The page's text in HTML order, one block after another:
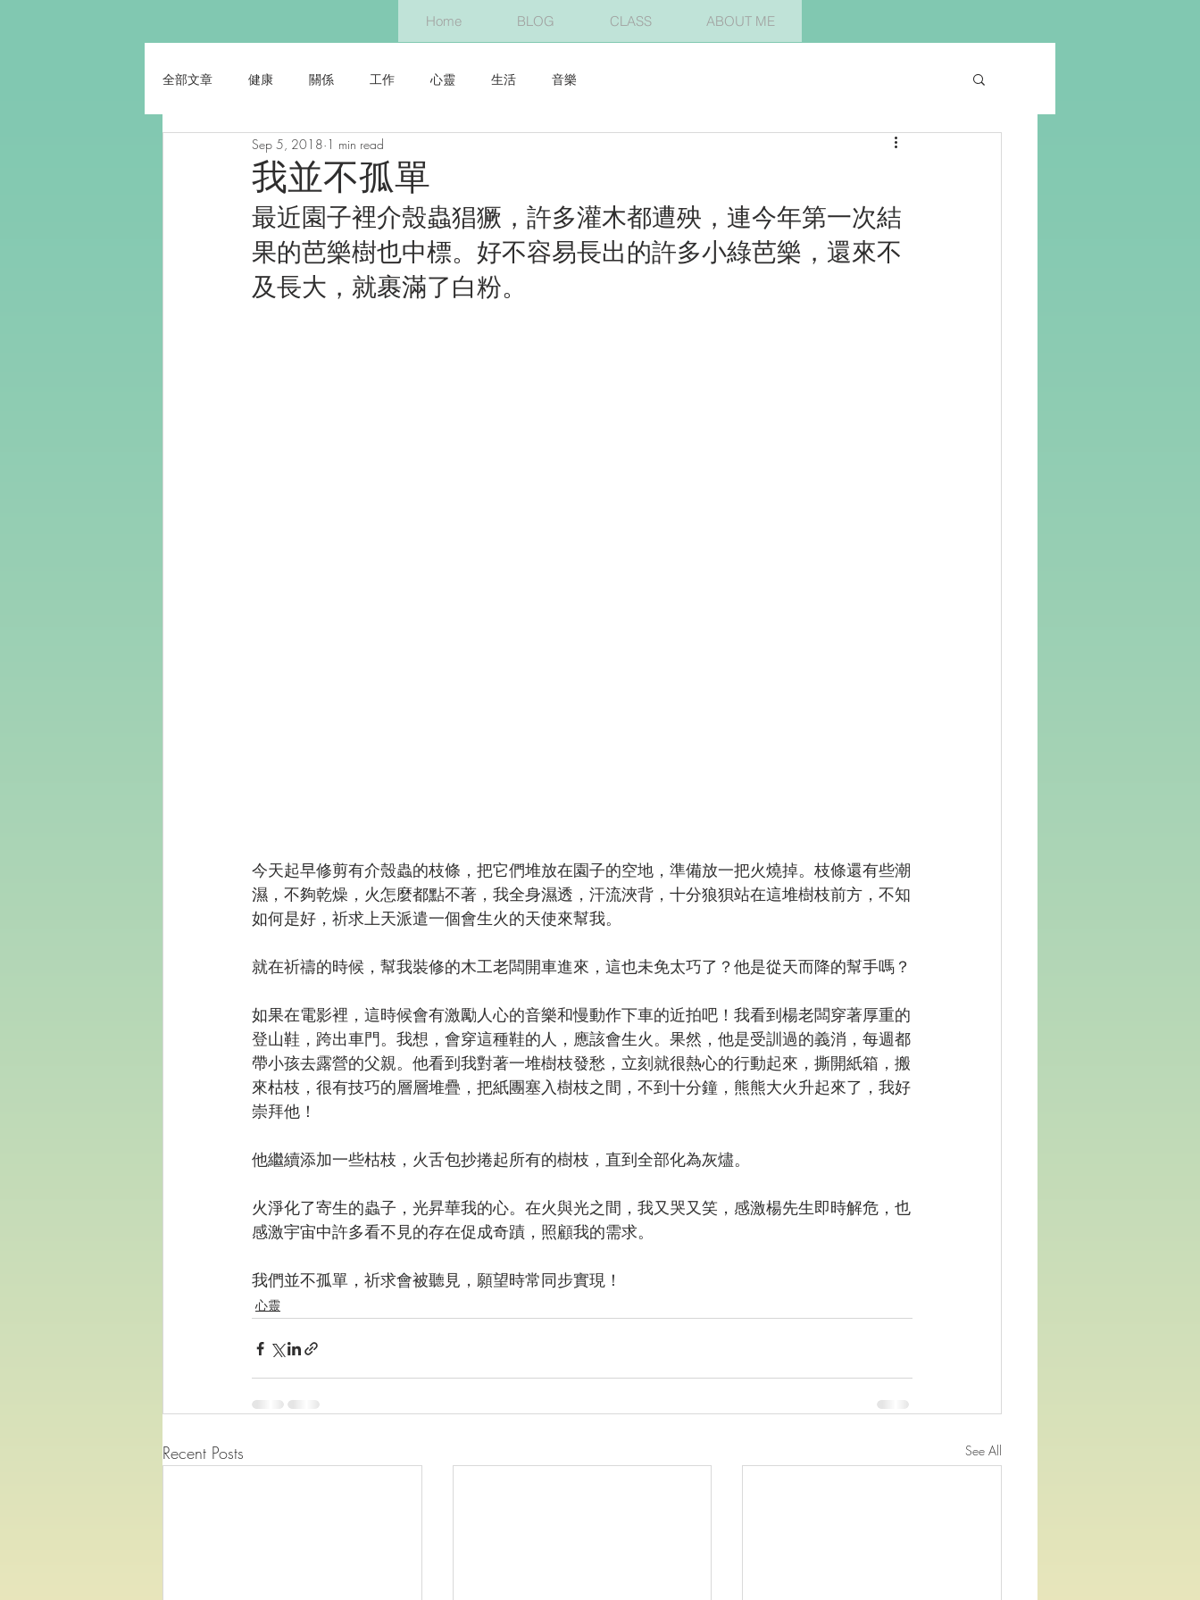
Home BLOG CLASS ABOUT ME
全部文章 健康 關係 工作 心靈 生活 音樂
我並不孤單
Sep 5, 2018 1 min read
最近園子裡介殼蟲猖獗，許多灌木都遭殃，連今年第一次結
果的芭樂樹也中標。好不容易長出的許多小綠芭樂，還來不
及長大，就裹滿了白粉。
今天起早修剪有介殼蟲的枝條，把它們堆放在園子的空地，準備放一把火燒掉。枝條還有些潮
濕，不夠乾燥，火怎麼都點不著，我全身濕透，汗流浹背，十分狼狽站在這堆樹枝前方，不知
如何是好，祈求上天派遣一個會生火的天使來幫我。
就在祈禱的時候，幫我裝修的木工老闆開車進來，這也未免太巧了？他是從天而降的幫手嗎？
如果在電影裡，這時候會有激勵人心的音樂和慢動作下車的近拍吧！我看到楊老闆穿著厚重的
登山鞋，跨出車門。我想，會穿這種鞋的人，應該會生火。果然，他是受訓過的義消，每週都
帶小孩去露營的父親。他看到我對著一堆樹枝發愁，立刻就很熱心的行動起來，撕開紙箱，搬
來枯枝，很有技巧的層層堆疊，把紙團塞入樹枝之間，不到十分鐘，熊熊大火升起來了，我好
崇拜他！
他繼續添加一些枯枝，火舌包抄捲起所有的樹枝，直到全部化為灰燼。
火淨化了寄生的蟲子，光昇華我的心。在火與光之間，我又哭又笑，感激楊先生即時解危，也
感激宇宙中許多看不見的存在促成奇蹟，照顧我的需求。
我們並不孤單，祈求會被聽見，願望時常同步實現！
心靈
Recent Posts See All